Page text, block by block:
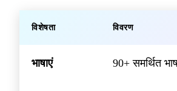
विशेषता विवरण
भाषाएं 90+ समर्थित